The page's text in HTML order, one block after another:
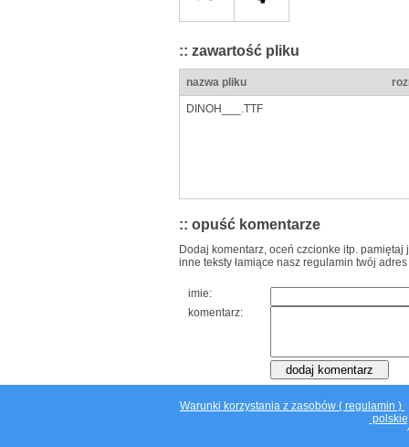
:: zawartość pliku
nazwa pliku
DINOH___.TTF
:: opuść komentarze
Dodaj komentarz, oceń czcionke itp.
inne teksty łamiące nasz regulamin twój
imie:
komentarz:
Warunki korzystania z zasobów ( regulamin )